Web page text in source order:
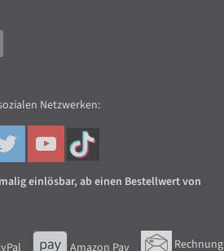
Netzwerken:
einlösbar, ab einen Bestellwert von
Rechnung